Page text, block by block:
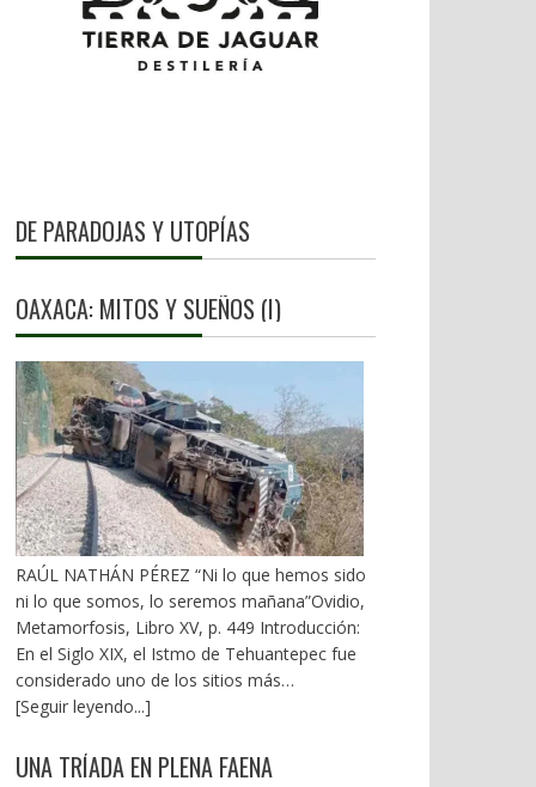
DE PARADOJAS Y UTOPÍAS
OAXACA: MITOS Y SUEÑOS (I)
RAÚL NATHÁN PÉREZ “Ni lo que hemos sido
ni lo que somos, lo seremos mañana”Ovidio,
Metamorfosis, Libro XV, p. 449 Introducción:
En el Siglo XIX, el Istmo de Tehuantepec fue
considerado uno de los sitios más
estratégicos a nivel mundial. En la mira de los
emanados del PRI iniciaron una serie de
[Seguir leyendo...]
UNA TRÍADA EN PLENA FAENA